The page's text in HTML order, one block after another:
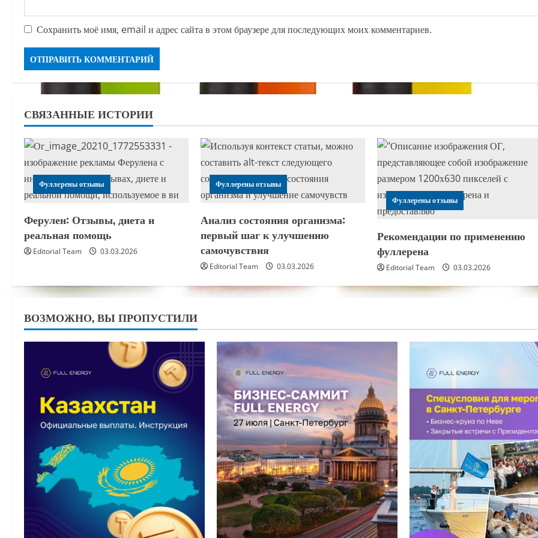
Сохранить моё имя, email и адрес сайта в этом браузере для последующих моих комментариев.
СВЯЗАННЫЕ ИСТОРИИ
Фуллерены отзывы
Ферулен: Отзывы, диета и
реальная помощь
Editorial Team 03.03.2026
Фуллерены отзывы
Анализ состояния организма:
первый шаг к улучшению
самочувствия
Editorial Team 03.03.2026
Фуллерены отзывы
Рекомендации по применению
фуллерена
Editorial Team 03.03.2026
ВОЗМОЖНО, ВЫ ПРОПУСТИЛИ